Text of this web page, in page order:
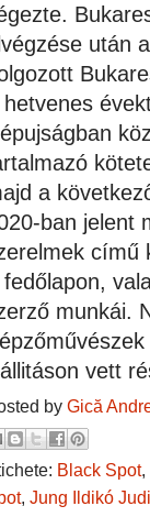
után
hetvenes
a
jelent
című
fedőlapon,
munkái.
vett
by Gică
Black Spot,
, Jung Ildikó